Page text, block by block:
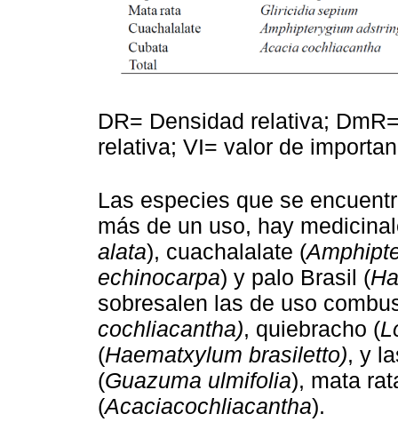
DR= Densidad relativa;
relativa; VI= valor de
Las especies que se
más de un uso, hay
alata), cuachalalate (
echinocarpa) y palo Brasil (
sobresalen las de uso
cochliacantha), quiebracho (
(Haematxylum brasiletto), y
(Guazuma ulmifolia), mata
(Acaciacochliacantha).